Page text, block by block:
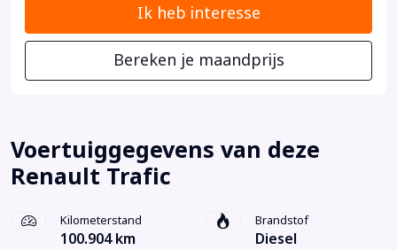
Ik heb interesse
Bereken je maandprijs
Voertuiggegevens van deze
Renault Trafic
Kilometerstand
100.904 km
Brandstof
Diesel